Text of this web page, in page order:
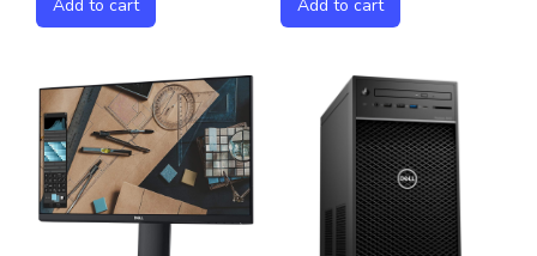
Add to cart Add to cart